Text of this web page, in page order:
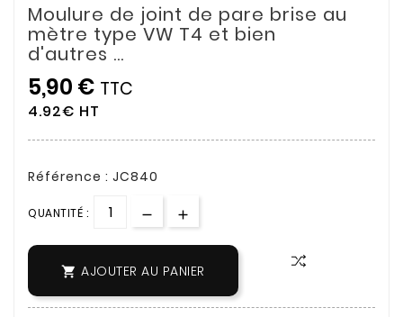
Moulure de joint de pare brise au
mètre type VW T4 et bien
d'autres ...
5,90 € TTC
4.92€ HT
Référence : JC840
QUANTITÉ :
 AJOUTER AU PANIER